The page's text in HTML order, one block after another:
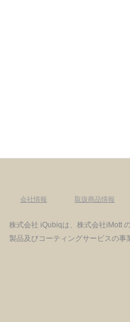
会社情報 取扱商品情報
株式会社 iQubiqは、株式会社iMott
製品及びコーティングサービスの事